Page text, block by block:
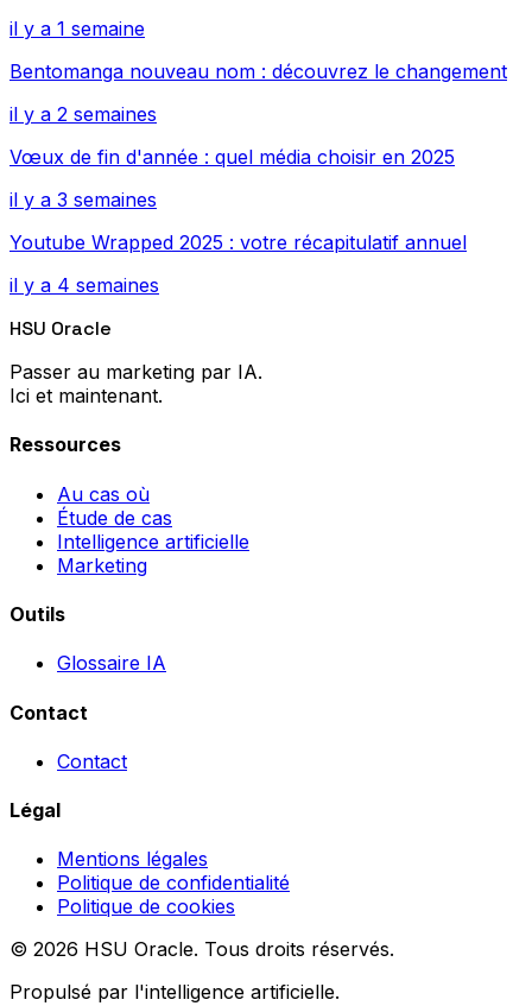
il y a 1 semaine
Bentomanga nouveau nom : découvrez le changement
il y a 2 semaines
Vœux de fin d'année : quel média choisir en 2025
il y a 3 semaines
Youtube Wrapped 2025 : votre récapitulatif annuel
il y a 4 semaines
HSU Oracle
Passer au marketing par IA.
Ici et maintenant.
Ressources
Au cas où
Étude de cas
Intelligence artificielle
Marketing
Outils
Glossaire IA
Contact
Contact
Légal
Mentions légales
Politique de confidentialité
Politique de cookies
© 2026 HSU Oracle. Tous droits réservés.
Propulsé par l'intelligence artificielle.